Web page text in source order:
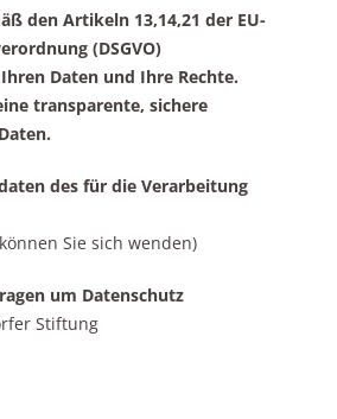
den Artikeln 13,14,21 der EU-
(DSGVO)
Daten und Ihre Rechte.
transparente, sichere
des für die Verarbeitung
Sie sich wenden)
um Datenschutz
Stiftung